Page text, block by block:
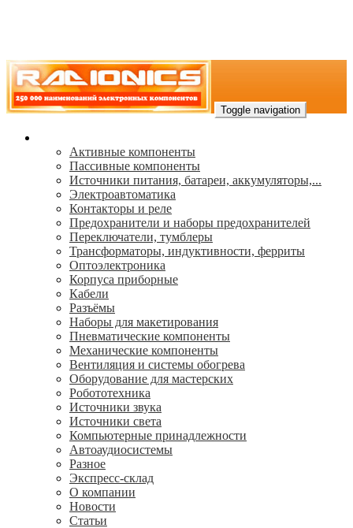
Toggle navigation
Активные компоненты
Пассивные компоненты
Источники питания, батареи, аккумуляторы,...
Электроавтоматика
Контакторы и реле
Предохранители и наборы предохранителей
Переключатели, тумблеры
Трансформаторы, индуктивности, ферриты
Oптоэлектроника
Корпуса приборные
Кабели
Разъёмы
Наборы для макетирования
Пневматические компоненты
Механические компоненты
Вентиляция и системы обогрева
Оборудование для мастерских
Робототехника
Источники звука
Источники света
Компьютерные принадлежности
Автоаудиосистемы
Разное
Экспресс-склад
О компании
Новости
Статьи